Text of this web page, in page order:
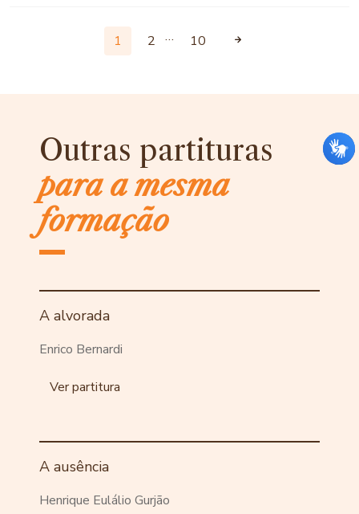
1 2 … 10
Outras partituras
para a mesma
formação
A alvorada
Enrico Bernardi
Ver partitura
A ausência
Henrique Eulálio Gurjão